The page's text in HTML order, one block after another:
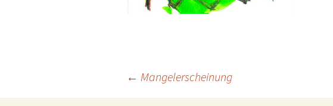
← Mangelerscheinung